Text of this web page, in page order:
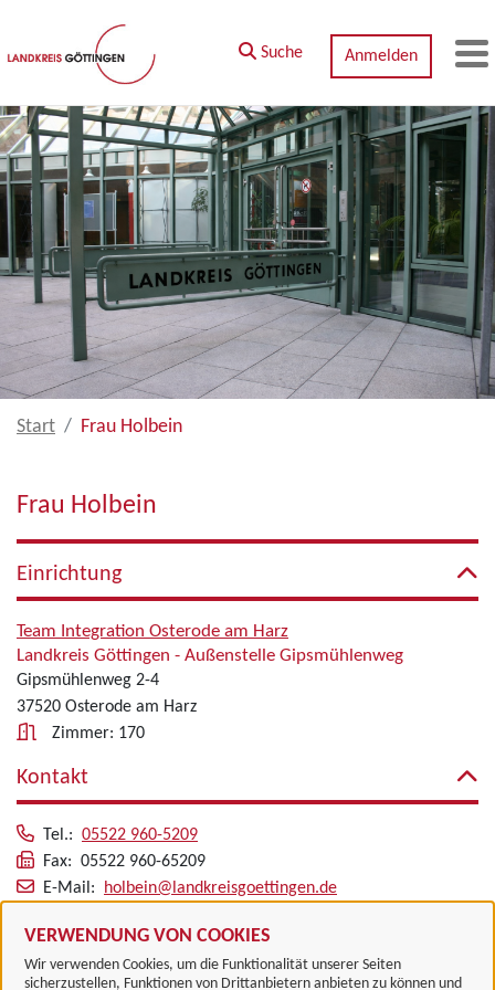
Zum Hauptinhalt springen
VERWENDUNG VON COOKIES
Wir verwenden Cookies, um die Funktionalität unserer Seiten
sicherzustellen, Funktionen von Drittanbietern anbieten zu können und
Suche Anmelden
Start Frau Holbein
Frau Holbein
Einrichtung
Team Integration Osterode am Harz
Landkreis Göttingen - Außenstelle Gipsmühlenweg
Gipsmühlenweg 2-4
37520 Osterode am Harz
Zimmer: 170
Kontakt
Tel.: 05522 960-5209
Fax: 05522 960-65209
E-Mail:
holbein@landkreisgoettingen.de
Alle zugeordneten Einrichtungen